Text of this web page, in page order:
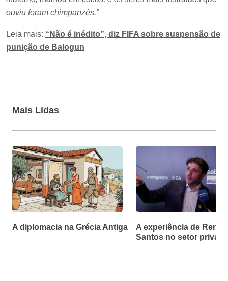
ouviu foram chimpanzés.”
Leia mais: “Não é inédito”, diz FIFA sobre suspensão de
punição de Balogun
Mais Lidas
A diplomacia na Grécia Antiga
A experiência de Renan
Santos no setor